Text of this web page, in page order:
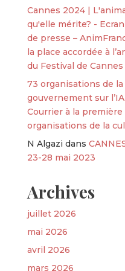
Cannes 2024 |
qu'elle mérite? -
de presse –
la place accordée à
du Festival de
73 organisations de
gouvernement sur
Courrier à la
organisations de la
N Algazi dans
23-28 mai 2023
Archives
juillet 2026
mai 2026
avril 2026
mars 2026